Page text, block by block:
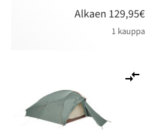
Alkaen 129,95€
1 kauppa